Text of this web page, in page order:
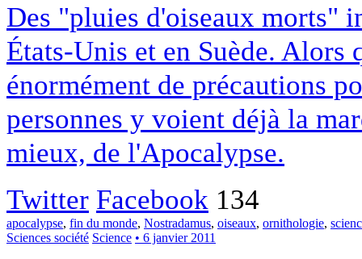
Des "pluies d'oiseaux morts"
États-Unis et en Suède. Alors
énormément de précautions
personnes y voient déjà la
mieux, de l'Apocalypse.
Twitter Facebook 134
apocalypse, fin du monde, Nostradamus, oiseaux, ornithologie,
Sciences société Science • 6 janvier 2011